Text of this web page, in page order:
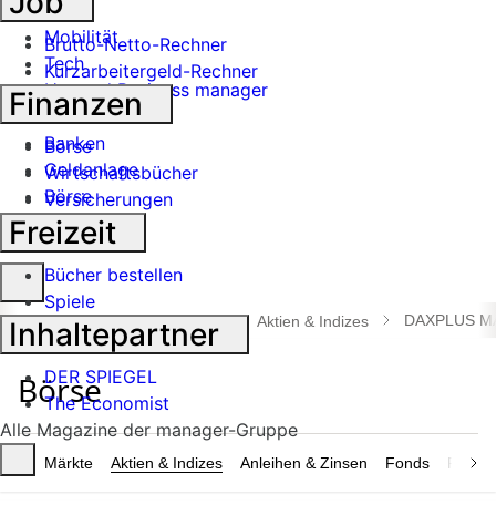
Mobilität
Tech
Harvard Business manager
Handel
Banken
Geldanlage
Börse
Industrie
Suche
öffnen
manager magazin Börse Aktien & Indizes DAXPLUS
Märkte Aktien & Indizes Anleihen & Zinsen Fonds
Brutto-Netto-Rechner
Kurzarbeitergeld-Rechner
Finanzen
Börse
Wirtschaftsbücher
Versicherungen
Freizeit
Bücher bestellen
Spiele
Inhaltepartner
DER SPIEGEL
The Economist
Alle Magazine der manager-Gruppe